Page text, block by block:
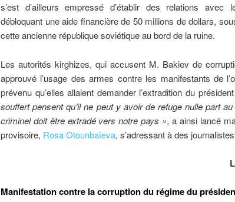
s’est d’ailleurs empressé d’établir des relations avec
débloquant une aide financière de 50 millions de dollars,
cette ancienne république soviétique au bord de la ruine.
Les autorités kirghizes, qui accusent M. Bakiev de
approuvé l’usage des armes contre les manifestants de
prévenu qu’elles allaient demander l’extradition du
souffert pensent qu’il ne peut y avoir de refuge nulle part
criminel doit être extradé vers notre pays », a ainsi lancé
provisoire, Rosa Otounbaïeva, s’adressant à des
Manifestation contre la corruption du régime du